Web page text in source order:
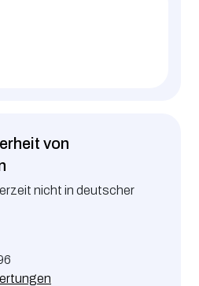
von
nicht in deutscher